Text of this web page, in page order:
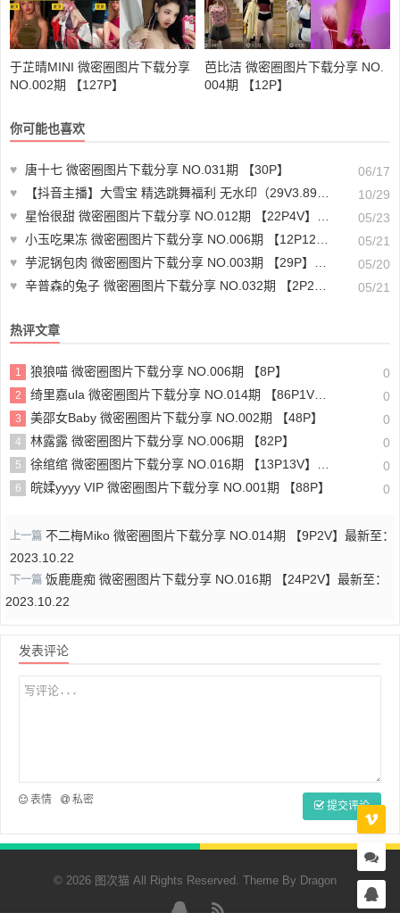
于芷晴MINI 微密圈图片下载分享
NO.002期 【127P】
芭比洁 微密圈图片下载分享 NO.
004期 【12P】
你可能也喜欢
♥ 唐十七 微密圈图片下载分享 NO.031期 【30P】
06/17
♥
【抖音主播】大雪宝 精选跳舞福利 无水印（29V3.89G）-直播下载
10/29
♥
星怡很甜 微密圈图片下载分享 NO.012期 【22P4V】最新至：2024.1.11
05/23
♥ 小玉吃果冻 微密圈图片下载分享 NO.006期 【12P12V】
05/21
♥ 芋泥锅包肉 微密圈图片下载分享 NO.003期 【29P】最新
05/20
♥ 辛普森的兔子 微密圈图片下载分享 NO.032期 【2P2V】最新至：2023.8.6 05/21
热评文章
1 狼狼喵 微密圈图片下载分享 NO.006期 【8P】 0
2 绮里嘉ula 微密圈图片下载分享 NO.014期 【86P1V】最新至：2023.9.26 0
3 美邵女Baby 微密圈图片下载分享 NO.002期 【48P】 0
4 林露露 微密圈图片下载分享 NO.006期 【82P】 0
5 徐绾绾 微密圈图片下载分享 NO.016期 【13P13V】最新至：2023.10.1 0
6 皖媃yyyy VIP 微密圈图片下载分享 NO.001期 【88P】 0
上一篇 不二梅Miko 微密圈图片下载分享 NO.014期 【9P2V】最新至：
2023.10.22
下一篇 饭鹿鹿痴 微密圈图片下载分享 NO.016期 【24P2V】最新至：
2023.10.22
发表评论
表情 私密 提交评论
© 2026 图次猫 All Rights Reserved. Theme By Dragon